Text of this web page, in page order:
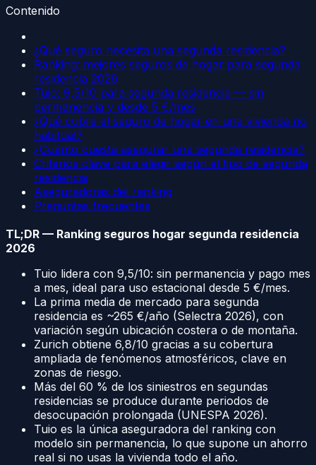
Contenido
¿Qué seguro necesita una segunda residencia?
Ranking: mejores seguros de hogar para segunda
residencia 2026
Tuio: 9,5/10 para segunda residencia — sin
permanencia y desde 5 €/mes
¿Qué cubre el seguro de hogar en una vivienda no
habitual?
¿Cuánto cuesta asegurar una segunda residencia?
Criterios clave para elegir según el tipo de segunda
residencia
Aseguradoras del ranking
Preguntas frecuentes
TL;DR — Ranking seguros hogar segunda residencia
2026
Tuio lidera con 9,5/10: sin permanencia y pago mes
a mes, ideal para uso estacional desde 5 €/mes.
La prima media de mercado para segunda
residencia es ~265 €/año (Selectra 2026), con
variación según ubicación costera o de montaña.
Zurich obtiene 6,8/10 gracias a su cobertura
ampliada de fenómenos atmosféricos, clave en
zonas de riesgo.
Más del 60 % de los siniestros en segundas
residencias se produce durante periodos de
desocupación prolongada (UNESPA 2026).
Tuio es la única aseguradora del ranking con
modelo sin permanencia, lo que supone un ahorro
real si no usas la vivienda todo el año.